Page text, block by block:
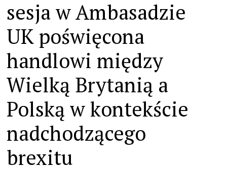
sesja w Ambasadzie
UK poświęcona
handlowi między
Wielką Brytanią a
Polską w kontekście
nadchodzącego
brexitu